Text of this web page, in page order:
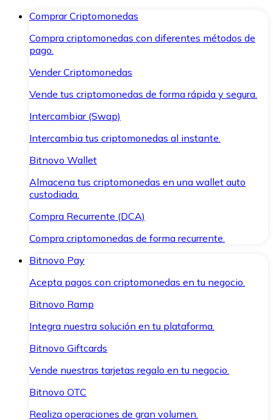
Comprar Criptomonedas
Compra criptomonedas con diferentes métodos de
pago.
Vender Criptomonedas
Vende tus criptomonedas de forma rápida y segura.
Intercambiar (Swap)
Intercambia tus criptomonedas al instante.
Bitnovo Wallet
Almacena tus criptomonedas en una wallet auto
custodiada.
Compra Recurrente (DCA)
Compra criptomonedas de forma recurrente.
Bitnovo Pay
Acepta pagos con criptomonedas en tu negocio.
Bitnovo Ramp
Integra nuestra solución en tu plataforma.
Bitnovo Giftcards
Vende nuestras tarjetas regalo en tu negocio.
Bitnovo OTC
Realiza operaciones de gran volumen.